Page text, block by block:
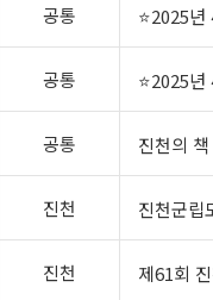
공통 ⭐2025년
공통 ⭐2025년
공통 진천의
진천 진천군립
진천 제61회